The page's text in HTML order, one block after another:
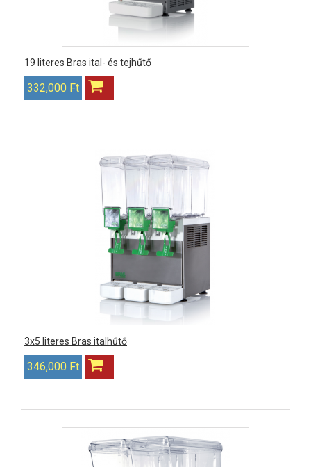
19 literes Bras ital- és tejhűtő
332,000 Ft
3x5 literes Bras italhűtő
346,000 Ft